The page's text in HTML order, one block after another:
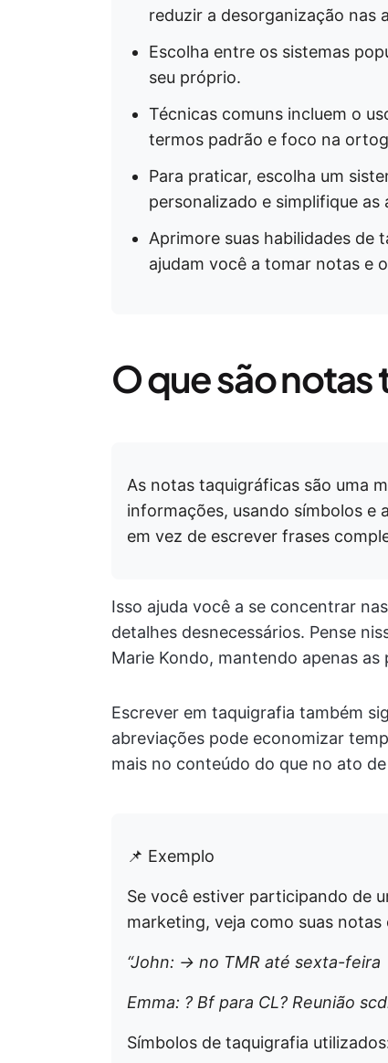
reduzir a desorganização nas
Escolha entre os sistemas
seu próprio.
Técnicas comuns incluem o
termos padrão e foco na
Para praticar, escolha um
personalizado e simplifique
Aprimore suas habilidades de
ajudam você a tomar notas e
O que são
As notas taquigráficas são uma
informações, usando símbolos e
em vez de escrever frases
Isso ajuda você a se concentrar
detalhes desnecessários. Pense
Marie Kondo, mantendo apenas as
Escrever em taquigrafia também
abreviações pode economizar
mais no conteúdo do que no ato
📌 Exemplo
Se você estiver participando de
marketing, veja como suas
“John: → no TMR até sexta-feira
Emma: ? Bf para CL? Reunião
Símbolos de taquigrafia